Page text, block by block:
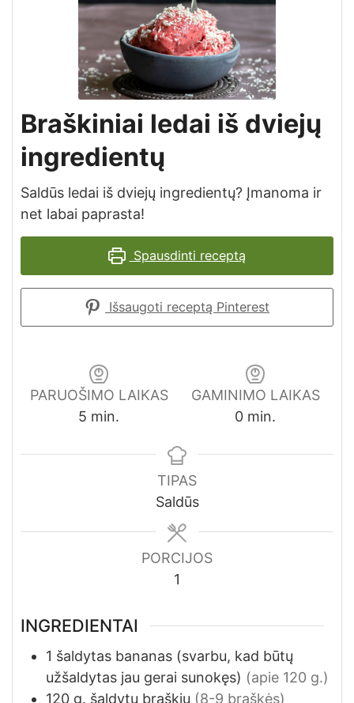
Braškiniai ledai iš dviejų
ingredientų
Saldūs ledai iš dviejų ingredientų? Įmanoma ir
net labai paprasta!
Spausdinti receptą
Išsaugoti receptą Pinterest
PARUOŠIMO LAIKAS
5 minutes
min.
GAMINIMO LAIKAS
0minutes
min.
TIPAS
Saldūs
PORCIJOS
1
INGREDIENTAI
1 šaldytas bananas (svarbu, kad būtų
užšaldytas jau gerai sunokęs) (apie 120 g.)
120 g. šaldytų braškių (8-9 braškės)